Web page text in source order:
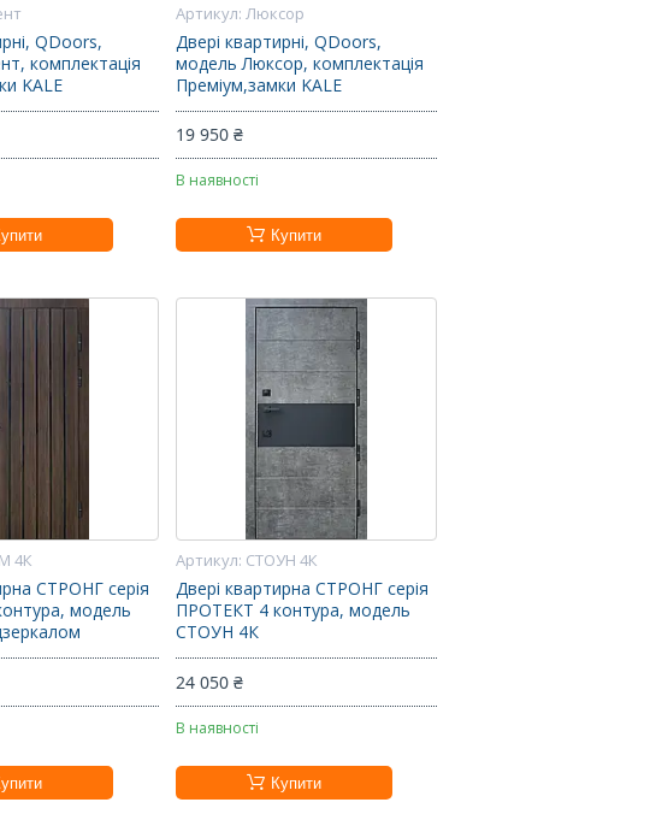
QDoors,
комплектація
KALE
Люксор
Двері квартирні, QDoors,
модель Люксор, комплектація
Преміум,замки KALE
19 950 ₴
В наявності
Купити
4К
СТРОНГ серія
модель
СТОУН 4К
Двері квартирна СТРОНГ серія
ПРОТЕКТ 4 контура, модель
СТОУН 4К
24 050 ₴
В наявності
Купити